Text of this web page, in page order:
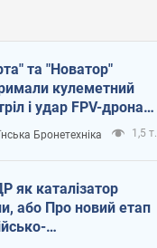
та "Новатор"
кулеметний
і удар FPV-дрона,
життя
ЗСУ
Бронетехніка 1,5 т.
як каталізатор
або Про новий етап